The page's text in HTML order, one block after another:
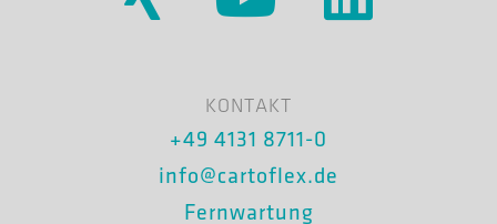
KONTAKT
+49 4131 8711-0
info@cartoflex.de
Fernwartung